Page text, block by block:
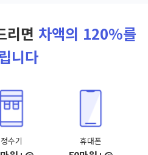
리면 차액의 120%를
니다
정수기 휴대폰